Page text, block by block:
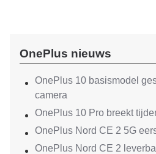
OnePlus nieuws
OnePlus 10 basismodel
camera
OnePlus 10 Pro breekt
OnePlus Nord CE 2 5G
OnePlus Nord CE 2